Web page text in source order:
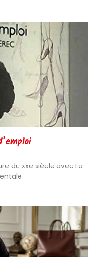
du xxe siècle avec La